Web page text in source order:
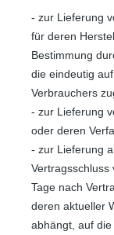
- zur Lieferung
für deren
Bestimmung
die eindeutig
Verbrauchers
- zur Lieferung
oder deren
- zur Lieferung
Tage nach
deren aktueller
abhängt, auf